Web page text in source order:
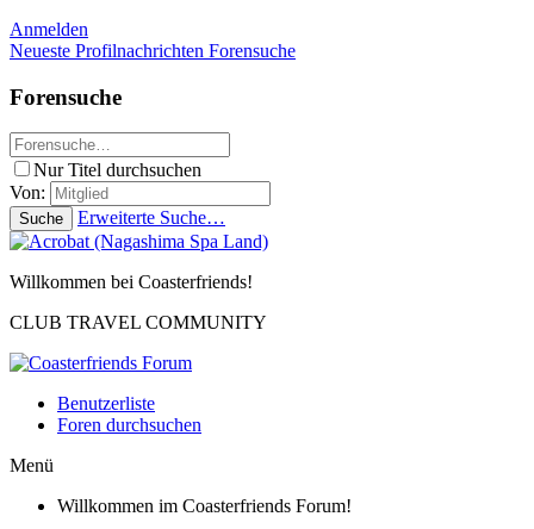
Anmelden
Neueste Profilnachrichten Forensuche
Forensuche
Nur Titel durchsuchen
Von:
Suche Erweiterte Suche…
Willkommen bei Coasterfriends!
CLUB TRAVEL COMMUNITY
Benutzerliste
Foren durchsuchen
Menü
Willkommen im Coasterfriends Forum!